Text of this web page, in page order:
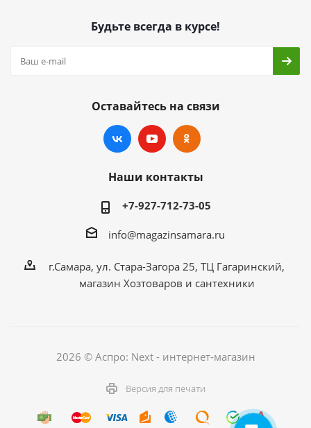
Будьте всегда в курсе!
Оставайтесь на связи
Наши контакты
+7-927-712-73-05
info@magazinsamara.ru
г.Самара, ул. Стара-Загора 25, ТЦ Гагаринский,
магазин Хозтоваров и сантехники
2026 © Аспро: Next - интернет-магазин
Версия для печати